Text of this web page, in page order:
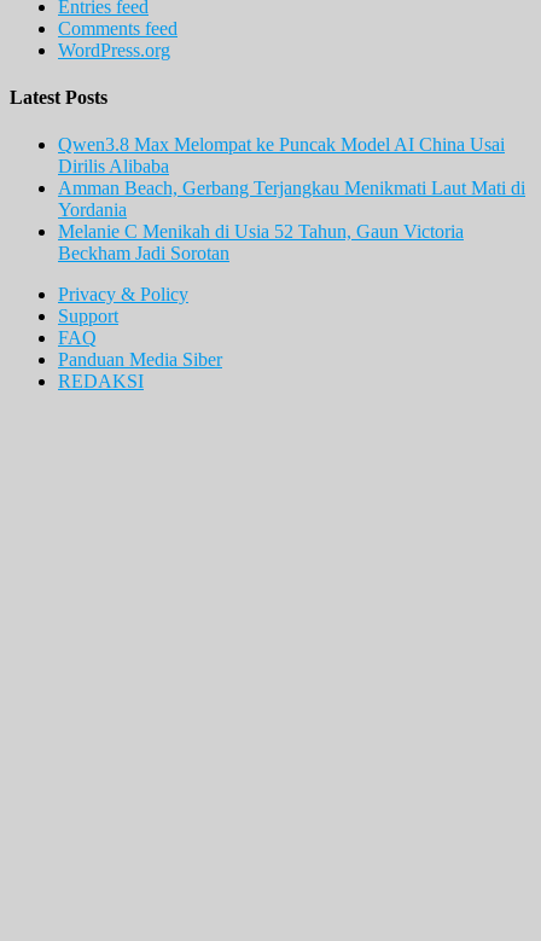
Entries feed
Comments feed
WordPress.org
Latest Posts
Qwen3.8 Max Melompat ke Puncak Model AI China Usai
Dirilis Alibaba
Amman Beach, Gerbang Terjangkau Menikmati Laut Mati di
Yordania
Melanie C Menikah di Usia 52 Tahun, Gaun Victoria
Beckham Jadi Sorotan
Privacy & Policy
Support
FAQ
Panduan Media Siber
REDAKSI